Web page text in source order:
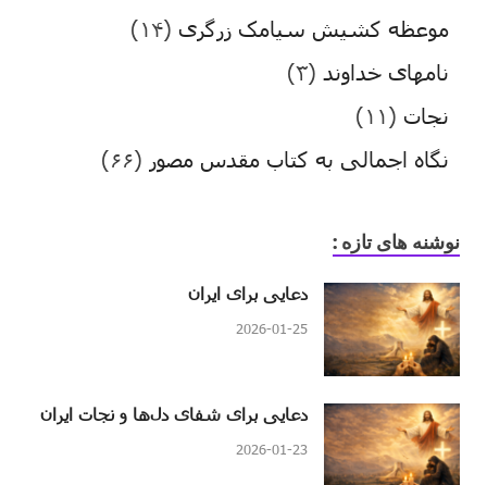
موعظه کشیش سیامک زرگری (۱۴)
نامهای خداوند (۳)
نجات (۱۱)
نگاه اجمالی به کتاب مقدس مصور (۶۶)
نوشنه های تازه :
دعایی برای ایران
2026-01-25
دعایی برای شفای دل‌ها و نجات ایران
2026-01-23